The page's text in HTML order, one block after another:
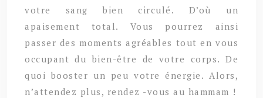
votre sang bien circulé. D’où un
apaisement total. Vous pourrez ainsi
passer des moments agréables tout en vous
occupant du bien-être de votre corps. De
quoi booster un peu votre énergie. Alors,
n’attendez plus, rendez -vous au hammam !